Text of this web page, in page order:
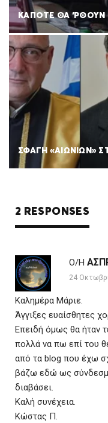
ΚΑΠΟΤΕ ΘΑ ‘ΡΘΟΥΝ
ΣΦΑΓΗ «ΑΙΩΝΙΩΝ»
2 RESPONSES
Ο/Η
24
Καλημέρα Μάριε.
Άγγιξες ευαίσθητες
Επειδή όμως θα ήταν
πολλά να πω επί του
από τα blog που έχω
βάζω εδώ ως
διαβάσει.
Καλή συνέχεια.
Κώστας Π.